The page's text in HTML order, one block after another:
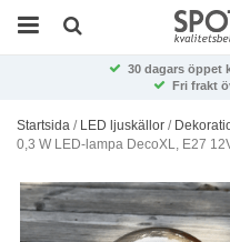
30 dagars öppet
Fri frakt
Startsida / LED ljuskällor /
0,3 W LED-lampa DecoXL, E27